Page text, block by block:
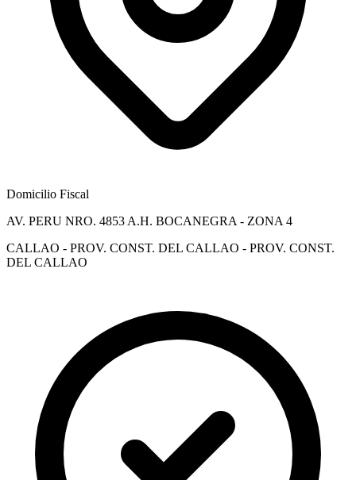
Domicilio Fiscal
AV. PERU NRO. 4853 A.H. BOCANEGRA - ZONA 4
CALLAO - PROV. CONST. DEL CALLAO - PROV. CONST.
DEL CALLAO